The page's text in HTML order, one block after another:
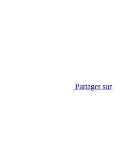
Partager sur